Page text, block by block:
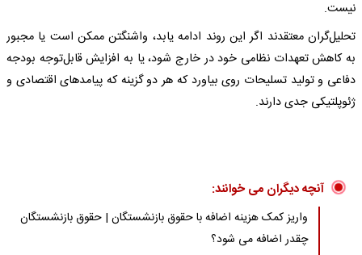
نیست.
تحلیل‌گران معتقدند اگر این روند ادامه یابد، واشنگتن ممکن است یا مجبور
به کاهش تعهدات نظامی خود در خارج شود، یا به افزایش قابل‌توجه بودجه
دفاعی و تولید تسلیحات روی بیاورد که هر دو گزینه‌ که پیامدهای اقتصادی و
ژئوپلتیکی جدی دارند.
آنچه دیگران می خوانند:
واریز کمک هزینه اضافه با حقوق بازنشستگان | حقوق بازنشستگان
چقدر اضافه می شود؟